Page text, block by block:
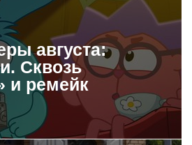
августа:
Сквозь
и ремейк